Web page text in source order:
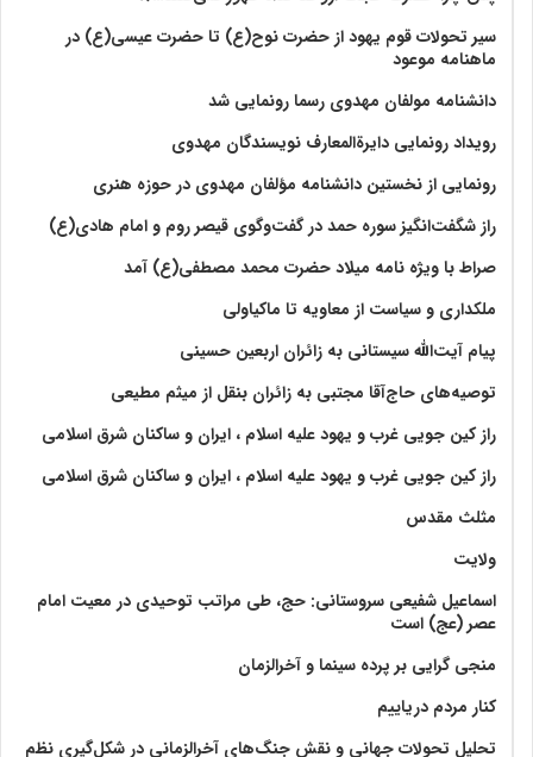
سیر تحولات قوم یهود از حضرت نوح(ع) تا حضرت عیسی(ع) در
ماهنامه موعود
دانشنامه مولفان مهدوی رسما رونمایی شد
رویداد رونمایی دایرةالمعارف نویسندگان مهدوی
رونمایی از نخستین دانشنامه مؤلفان مهدوی در حوزه هنری
راز شگفت‌انگیز سوره حمد در گفت‌وگوی قیصر روم و امام هادی(ع)
صراط با ویژه نامه میلاد حضرت محمد مصطفی(ع) آمد
ملکداری و سیاست از معاویه تا ماکیاولی
پیام آیت‌الله سیستانی به زائران اربعین حسینی
توصیه‌های حاج‌آقا مجتبی به زائران بنقل از میثم مطیعی
راز کین جویی غرب و یهود علیه اسلام ، ایران و ساکنان شرق اسلامی
راز کین جویی غرب و یهود علیه اسلام ، ایران و ساکنان شرق اسلامی
مثلث مقدس
ولايت‏
اسماعیل شفیعی سروستانی: حج، طی مراتب توحیدی در معیت امام
عصر (عج) است
منجی گرایی بر پرده سینما و آخرالزمان
کنار مردم دریاییم
تحلیل تحولات جهانی و نقش جنگ‌های آخرالزمانی در شکل‌گیری نظم